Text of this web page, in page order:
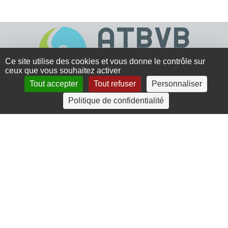
4 rue Crec’h-Ugen
22810 Belle Isle en Terre
Ce site utilise des cookies et vous donne le contrôle sur
ceux que vous souhaitez activer
Tout accepter
Tout refuser
Personnaliser
Politique de confidentialité